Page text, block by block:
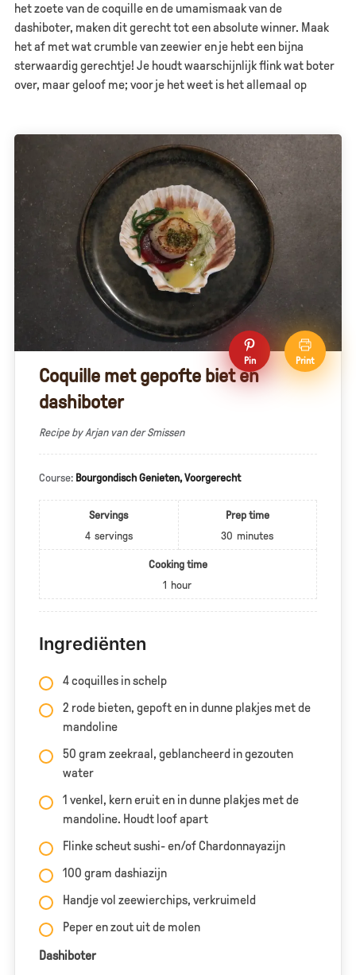
het zoete van de coquille en de umamismaak van de
dashiboter, maken dit gerecht tot een absolute winner. Maak
het af met wat crumble van zeewier en je hebt een bijna
sterwaardig gerechtje! Je houdt waarschijnlijk flink wat boter
over, maar geloof me; voor je het weet is het allemaal op
Pin Print
Coquille met gepofte biet en
dashiboter
Recipe by Arjan van der Smissen
Course: Bourgondisch Genieten, Voorgerecht
Servings
4 servings
Prep time
30 minutes
Cooking time
1 hour
Ingrediënten
4 coquilles in schelp
2 rode bieten, gepoft en in dunne plakjes met de
mandoline
50 gram zeekraal, geblancheerd in gezouten
water
1 venkel, kern eruit en in dunne plakjes met de
mandoline. Houdt loof apart
Flinke scheut sushi- en/of Chardonnayazijn
100 gram dashiazijn
Handje vol zeewierchips, verkruimeld
Peper en zout uit de molen
Dashiboter